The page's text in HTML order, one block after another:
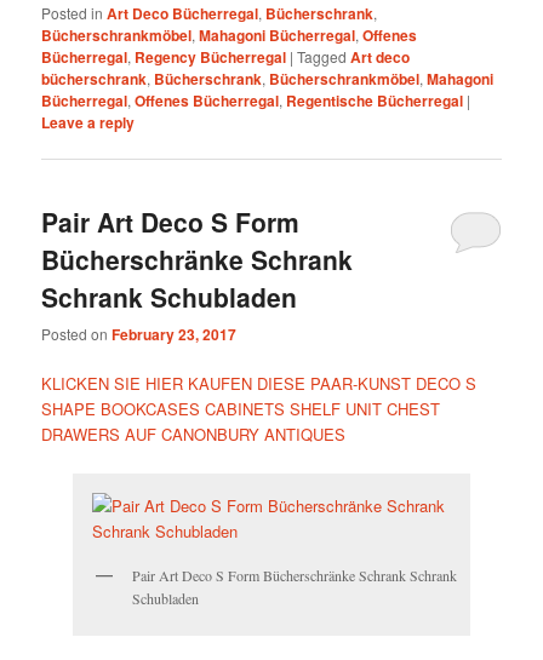
Posted in Art Deco Bücherregal, Bücherschrank,
Bücherschrankmöbel,Mahagoni Bücherregal,Offenes
Bücherregal, Regency Bücherregal |Tagged Art deco
bücherschrank, Bücherschrank, Bücherschrankmöbel,Mahagoni
Bücherregal,Offenes Bücherregal, Regentische Bücherregal |
Leave a reply
Pair Art Deco S Form
Bücherschränke Schrank
Schrank Schubladen
Posted onFebruary 23, 2017
KLICKEN SIE HIER KAUFEN DIESE PAAR-KUNST DECO S
SHAPE BOOKCASES CABINETS SHELF UNIT CHEST
DRAWERS AUF CANONBURY ANTIQUES
Pair Art Deco S Form Bücherschränke Schrank Schrank
Schubladen